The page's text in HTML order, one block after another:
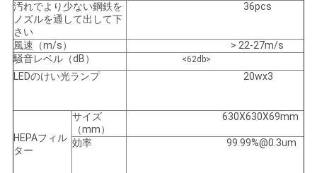
汚れでより少ない鋼鉄を
ノズルを通して出して下
さい
36pcs
風速（m/s）
> 22-27m/s
騒音レベル（dB）
<62db>
LEDのけい光ランプ 20wx3
HEPAフィル
ター
サイズ
（mm）
630X630X69mm
効率 99.99%@0.3um